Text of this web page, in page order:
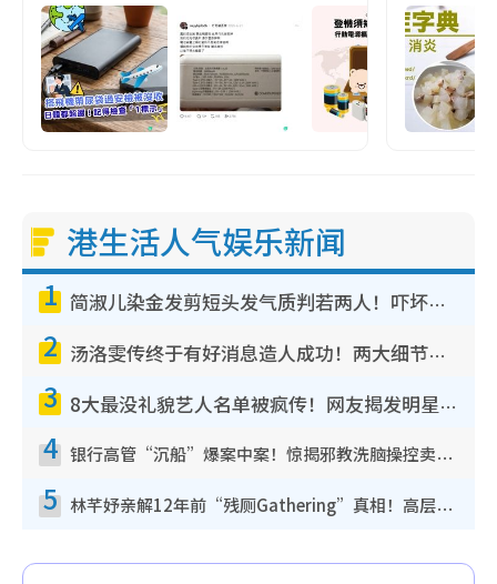
港生活人气娱乐新闻
1 简淑儿染金发剪短头发气质判若两人！吓坏老公麦大力都认不出：“你做什么？”
2 汤洛雯传终于有好消息造人成功！两大细节曝孕味极浓引猜测：大肚婆先会咁！
3 8大最没礼貌艺人名单被疯传！网友揭发明星真面目，一致数落这一位是无品天花板？
4 银行高管“沉船”爆案中案！惊揭邪教洗脑操控卖淫被吞600万，幕后黑手讲多错多
5 林芊妤亲解12年前“残厕Gathering”真相！高层解约一句话重创尊严，至今拒返TVB